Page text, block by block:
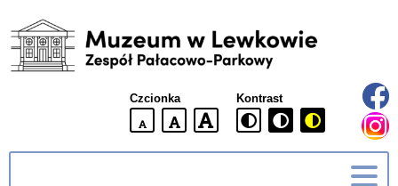
Muzeum
w
Czcionka
domyślna
czcionki
większa
czcionki
największa
czcionka
Kontrast